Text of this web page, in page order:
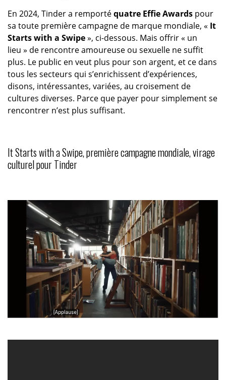
En 2024, Tinder a remportéquatre Effie Awards pour
sa toute première campagne de marque mondiale, « It
Starts with a Swipe», ci-dessous. Mais offrir « un
lieu » de rencontre amoureuse ou sexuelle ne suffit
plus. Le public en veut plus pour son argent, et ce dans
tous les secteurs qui s’enrichissent d’expériences,
disons, intéressantes, variées, au croisement de
cultures diverses. Parce que payer pour simplement se
rencontrer n’est plus suffisant.
It Starts with a Swipe, première campagne mondiale, virage
culturel pour Tinder